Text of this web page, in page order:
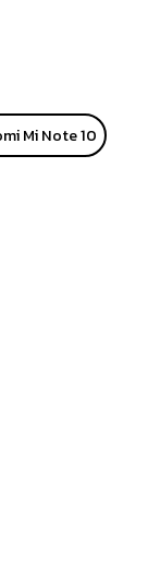
Mi Note 10